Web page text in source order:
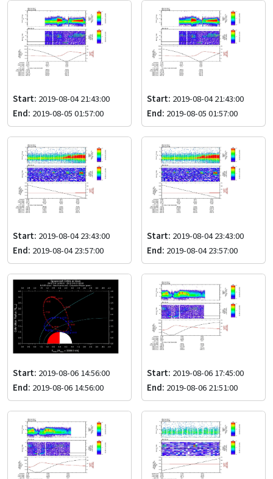
Start: 2019-08-04 21:43:00
End: 2019-08-05 01:57:00
Start: 2019-08-04 21:43:00
End: 2019-08-05 01:57:00
Start: 2019-08-04 23:43:00
End: 2019-08-04 23:57:00
Start: 2019-08-04 23:43:00
End: 2019-08-04 23:57:00
Start: 2019-08-06 14:56:00
End: 2019-08-06 14:56:00
Start: 2019-08-06 17:45:00
End: 2019-08-06 21:51:00